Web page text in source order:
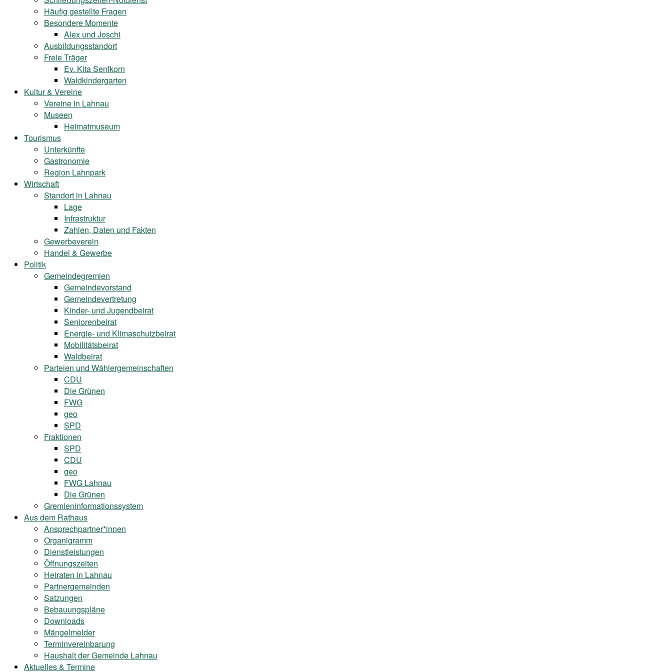
Häufig gestellte Fragen
Besondere Momente
Alex und Joschi
Ausbildungsstandort
Freie Träger
Ev. Kita Senfkorn
Waldkindergarten
Kultur & Vereine
Vereine in Lahnau
Museen
Heimatmuseum
Tourismus
Unterkünfte
Gastronomie
Region Lahnpark
Wirtschaft
Standort in Lahnau
Lage
Infrastruktur
Zahlen, Daten und Fakten
Gewerbeverein
Handel & Gewerbe
Politik
Gemeindegremien
Gemeindevorstand
Gemeindevertretung
Kinder- und Jugendbeirat
Seniorenbeirat
Energie- und Klimaschutzbeirat
Mobilitätsbeirat
Waldbeirat
Parteien und Wählergemeinschaften
CDU
Die Grünen
FWG
geo
SPD
Fraktionen
SPD
CDU
geo
FWG Lahnau
Die Grünen
Gremieninformationssystem
Aus dem Rathaus
Ansprechpartner*innen
Organigramm
Dienstleistungen
Öffnungszeiten
Heiraten in Lahnau
Partnergemeinden
Satzungen
Bebauungspläne
Downloads
Mängelmelder
Terminvereinbarung
Haushalt der Gemeinde Lahnau
Aktuelles & Termine